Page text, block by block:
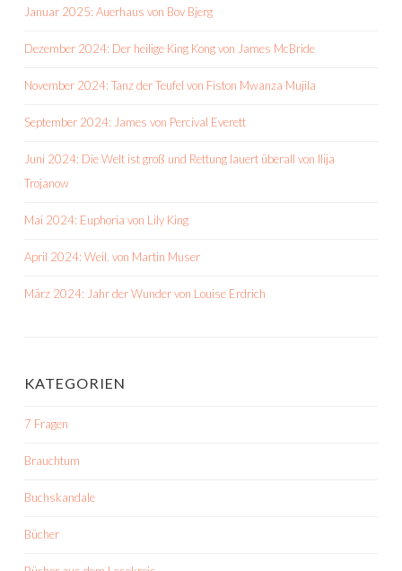
Januar 2025: Auerhaus von Bov Bjerg
Dezember 2024: Der heilige King Kong von James McBride
November 2024: Tanz der Teufel von Fiston Mwanza Mujila
September 2024: James von Percival Everett
Juni 2024: Die Welt ist groß und Rettung lauert überall von Ilija
Trojanow
Mai 2024: Euphoria von Lily King
April 2024: Weil. von Martin Muser
März 2024: Jahr der Wunder von Louise Erdrich
KATEGORIEN
7 Fragen
Brauchtum
Buchskandale
Bücher